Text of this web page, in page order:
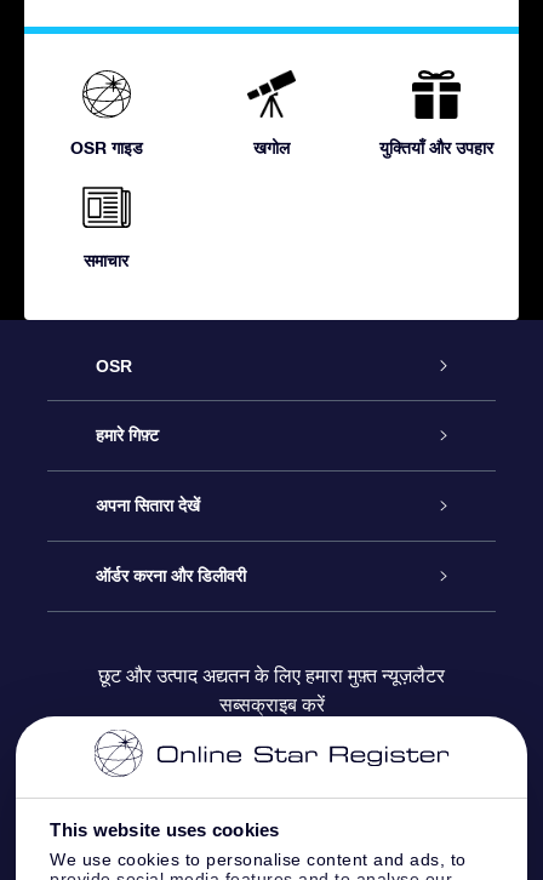
This website uses cookies
We use cookies to personalise content and ads, to
OSR गाइड खगोल युक्तियाँ और उपहार
समाचार
OSR
ग्राहक सेवा
हमसे संपर्क करें
ब्लॉग
हमारे गिफ़्ट
ऑनलाइन स्टार गिफ़्ट
OSR गिफ़्ट पैक
कॉर्पोरेट उपहार
अपना सितारा देखें
स्टार रजिस्टर
स्टार पेज को अपनी पसंद के मुताबिक तैयार करें
वन मिलियन स्टार्स
OSR स्टार सेवर
ऑर्डर करना और डिलीवरी
भुगतान जानकारी
शिपिंग जानकारी
वापिसी नीति
छूट और उत्पाद अद्यतन के लिए हमारा मुफ़्त न्यूज़लैटर
सब्सक्राइब करें